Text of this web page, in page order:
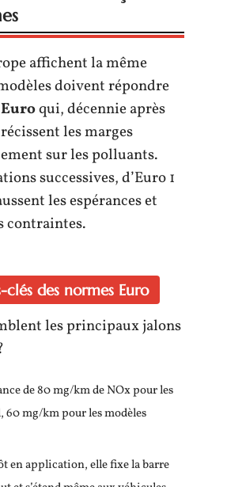
affichent la même
doivent répondre
qui, décennie après
les marges
sur les polluants.
successives, d’Euro 1
les espérances et
contraintes.
clés des normes Euro
les principaux jalons
de 80 mg/km de NOx pour les
60 mg/km pour les modèles
en application, elle fixe la barre